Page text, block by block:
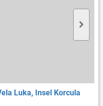
Luka, Insel Korcula